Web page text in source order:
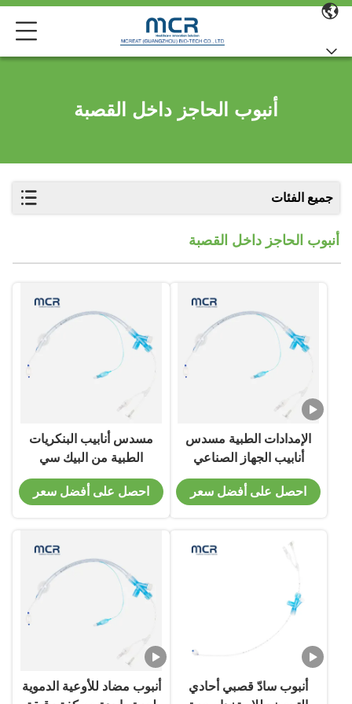
أنبوب الحاجز داخل القصبة
جميع الفئات
أنبوب الحاجز داخل القصبة
الإمدادات الطبية مسدس
أنابيب الجهاز الصناعي
للأنابيب الداخلية المستخدمة
مرة واحدة مع ISO 13485
احصل على أفضل سعر
مسدس أنابيب البنكريات
الطبية من البيك سي
احصل على أفضل سعر
أنبوب سادّ قصبي أحادي
أنبوب مضاد للأوعية الدموية